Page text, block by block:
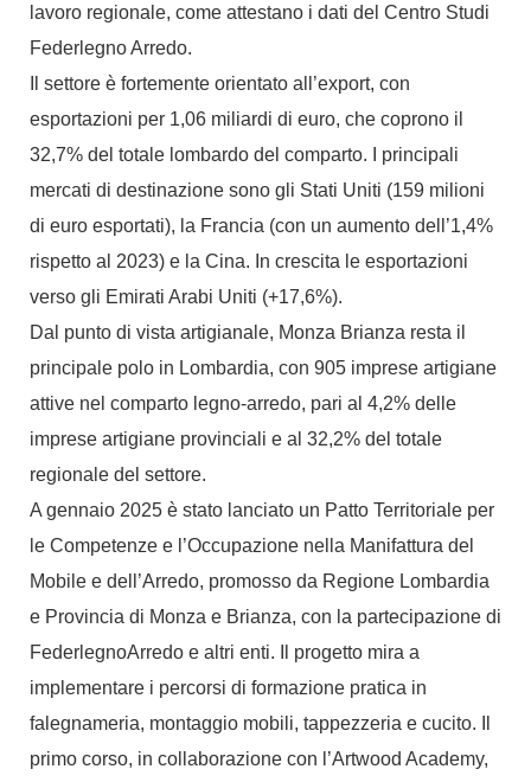
lavoro regionale, come attestano i dati del Centro Studi
Federlegno Arredo.
Il settore è fortemente orientato all’export, con
esportazioni per 1,06 miliardi di euro, che coprono il
32,7% del totale lombardo del comparto. I principali
mercati di destinazione sono gli Stati Uniti (159 milioni
di euro esportati), la Francia (con un aumento dell’1,4%
rispetto al 2023) e la Cina. In crescita le esportazioni
verso gli Emirati Arabi Uniti (+17,6%).
Dal punto di vista artigianale, Monza Brianza resta il
principale polo in Lombardia, con 905 imprese artigiane
attive nel comparto legno-arredo, pari al 4,2% delle
imprese artigiane provinciali e al 32,2% del totale
regionale del settore.
A gennaio 2025 è stato lanciato un Patto Territoriale per
le Competenze e l’Occupazione nella Manifattura del
Mobile e dell’Arredo, promosso da Regione Lombardia
e Provincia di Monza e Brianza, con la partecipazione di
FederlegnoArredo e altri enti. Il progetto mira a
implementare i percorsi di formazione pratica in
falegnameria, montaggio mobili, tappezzeria e cucito. Il
primo corso, in collaborazione con l’Artwood Academy,